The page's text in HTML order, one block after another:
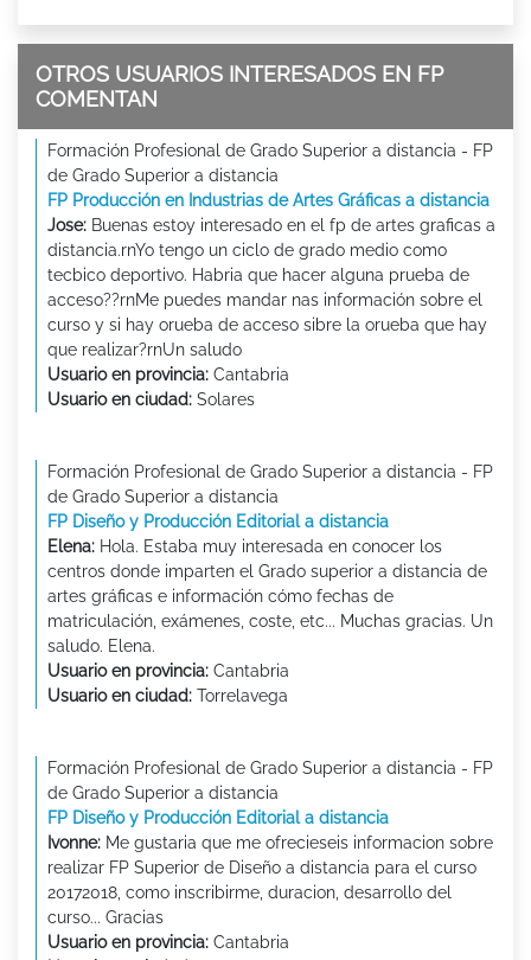
OTROS USUARIOS INTERESADOS EN FP
COMENTAN
Formación Profesional de Grado Superior a distancia - FP
de Grado Superior a distancia
FP Producción en Industrias de Artes Gráficas a distancia
Jose: Buenas estoy interesado en el fp de artes graficas a
distancia.rnYo tengo un ciclo de grado medio como
tecbico deportivo. Habria que hacer alguna prueba de
acceso??rnMe puedes mandar nas información sobre el
curso y si hay orueba de acceso sibre la orueba que hay
que realizar?rnUn saludo
Usuario en provincia: Cantabria
Usuario en ciudad: Solares
Formación Profesional de Grado Superior a distancia - FP
de Grado Superior a distancia
FP Diseño y Producción Editorial a distancia
Elena: Hola. Estaba muy interesada en conocer los
centros donde imparten el Grado superior a distancia de
artes gráficas e información cómo fechas de
matriculación, exámenes, coste, etc... Muchas gracias. Un
saludo. Elena.
Usuario en provincia: Cantabria
Usuario en ciudad: Torrelavega
Formación Profesional de Grado Superior a distancia - FP
de Grado Superior a distancia
FP Diseño y Producción Editorial a distancia
Ivonne: Me gustaria que me ofrecieseis informacion sobre
realizar FP Superior de Diseño a distancia para el curso
20172018, como inscribirme, duracion, desarrollo del
curso... Gracias
Usuario en provincia: Cantabria